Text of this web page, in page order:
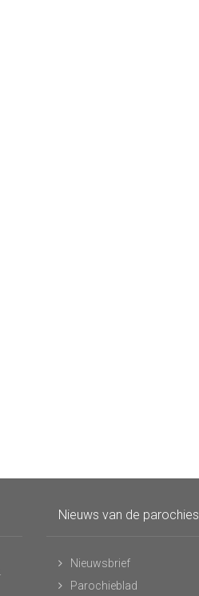
Nieuws van de parochies
Nieuwsbrief
Parochieblad